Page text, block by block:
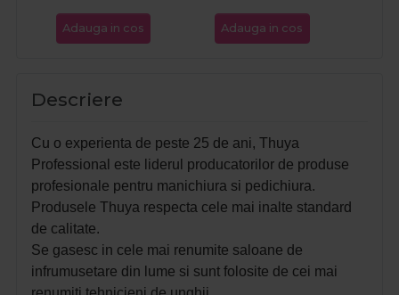
Adauga in cos Adauga in cos
Descriere
Cu o experienta de peste 25 de ani, Thuya
Professional este liderul producatorilor de produse
profesionale pentru manichiura si pedichiura.
Produsele Thuya respecta cele mai inalte standard
de calitate.
Se gasesc in cele mai renumite saloane de
infrumusetare din lume si sunt folosite de cei mai